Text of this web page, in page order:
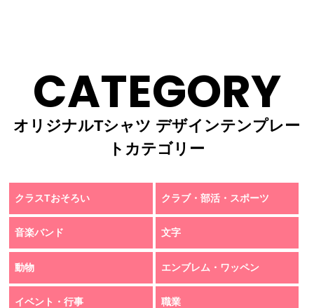
CATEGORY
オリジナルTシャツ デザインテンプレー
トカテゴリー
クラスTおそろい クラブ・部活・スポーツ
音楽バンド 文字
動物 エンブレム・ワッペン
イベント・行事 職業